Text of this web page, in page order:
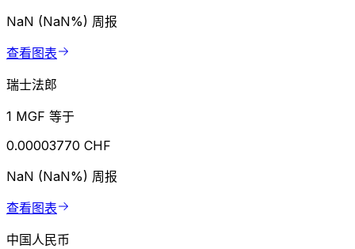
NaN (NaN%) 周报
查看图表
瑞士法郎
1 MGF 等于
0.00003770 CHF
NaN (NaN%) 周报
查看图表
中国人民币